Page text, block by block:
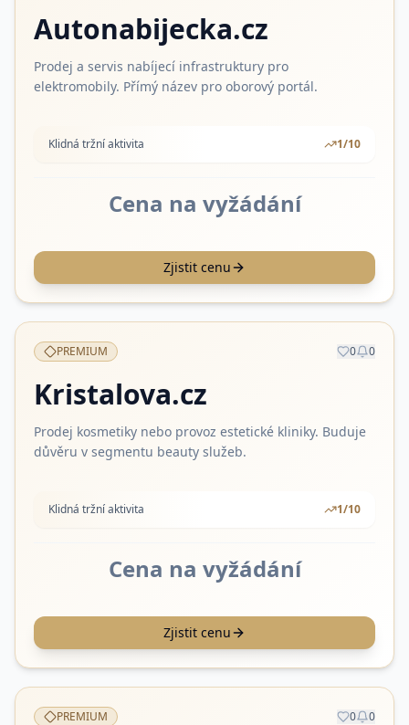
Autonabijecka.cz
Prodej a servis nabíjecí infrastruktury pro
elektromobily. Přímý název pro oborový portál.
Klidná tržní aktivita 1/10
Cena na vyžádání
Zjistit cenu
PREMIUM 0 0
Kristalova.cz
Prodej kosmetiky nebo provoz estetické kliniky. Buduje
důvěru v segmentu beauty služeb.
Klidná tržní aktivita 1/10
Cena na vyžádání
Zjistit cenu
PREMIUM 0 0